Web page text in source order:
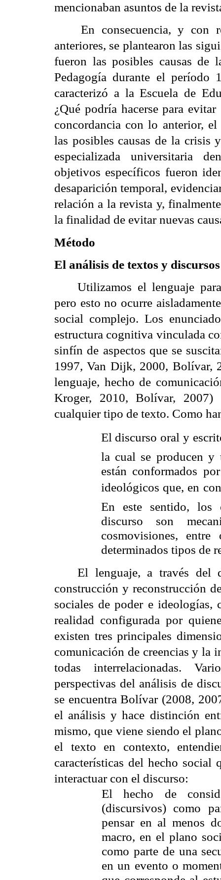
mencionaban asuntos de la
En consecuencia, y con
anteriores, se plantearon las
fueron las posibles causas de
Pedagogía durante el período
caracterizó a la Escuela de
¿Qué podría hacerse para
concordancia con lo anterior,
las posibles causas de la crisis
especializada universitaria
objetivos específicos fueron
desaparición temporal,
relación a la revista y,
la finalidad de evitar nuevas
Método
El análisis de textos y
Utilizamos el lenguaje
pero esto no ocurre
social complejo. Los
estructura cognitiva vinculada
sinfín de aspectos que se
1997, Van Dijk, 2000, Bolívar,
lenguaje, hecho de
Kroger, 2010, Bolívar,
cualquier tipo de texto. Como
El discurso oral y
la cual se producen y
están conformados
ideológicos que, en
En este sentido, los
discurso son
cosmovisiones, entre
determinados tipos de
El lenguaje, a través del
construcción y reconstrucción
sociales de poder e ideologías,
realidad configurada por
existen tres principales
comunicación de creencias y la
todas interrelacionadas.
perspectivas del análisis de
se encuentra Bolívar (2008,
el análisis y hace distinción
mismo, que viene siendo el
el texto en contexto,
características del hecho
interactuar con el discurso:
El hecho de
(discursivos) como
pensar en al menos
macro, en el plano
como parte de una
en un evento o